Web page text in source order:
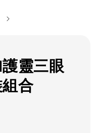
靈三眼
合